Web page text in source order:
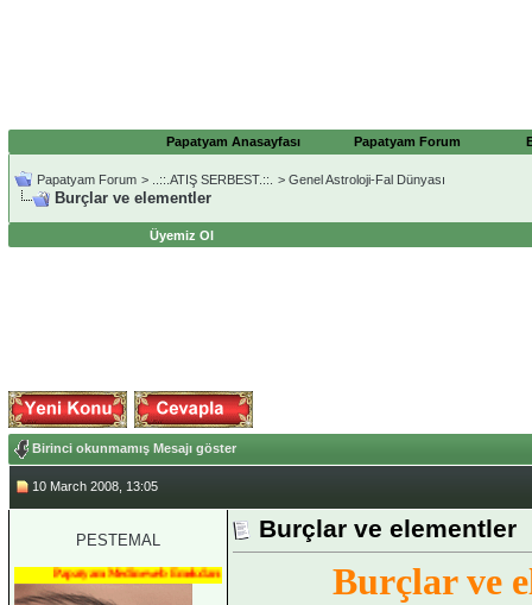
Papatyam Anasayfası Papatyam Forum
Papatyam Forum > ..::.ATIŞ SERBEST.::. > Genel Astroloji-Fal Dünyası
Burçlar ve elementler
Üyemiz Ol
Birinci okunmamış Mesajı göster
10 March 2008, 13:05
PESTEMAL
Papatyam Medineweb Emekdarı
Burçlar ve elementler
Burçlar ve